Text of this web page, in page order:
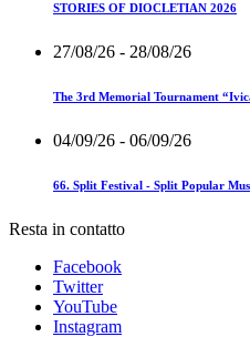
STORIES OF DIOCLETIAN 2026
27/08/26 - 28/08/26
The 3rd Memorial Tournament
04/09/26 - 06/09/26
66. Split Festival - Split Popular
Resta in contatto
Facebook
Twitter
YouTube
Instagram